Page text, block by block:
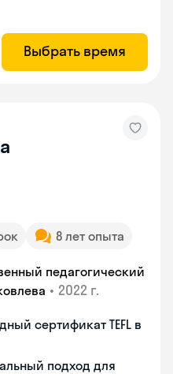
Выбрать время
8 лет опыта
педагогический
• 2022 г.
сертификат TEFL в
подход для